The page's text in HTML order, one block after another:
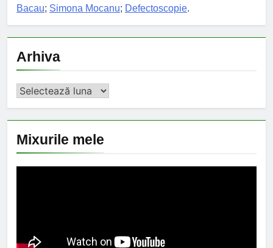
Bacau; Simona Mocanu; Defectoscopie.
Arhiva
Arhiva
Mixurile mele